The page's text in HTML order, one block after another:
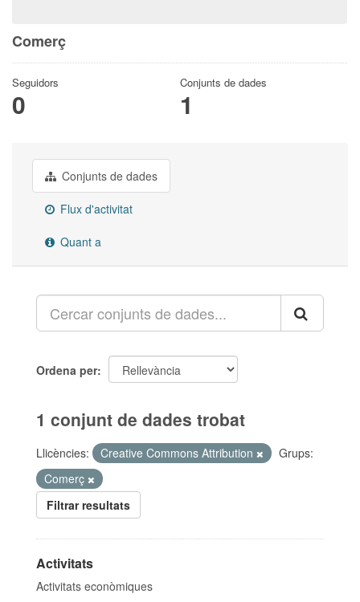
Comerç
Seguidors
0
Conjunts de dades
1
Conjunts de dades
Flux d'activitat
Quant a
Ordena per
1 conjunt de dades trobat
Llicències: Creative Commons Attribution
Grups:
Comerç
Filtrar resultats
Activitats
Activitats econòmiques